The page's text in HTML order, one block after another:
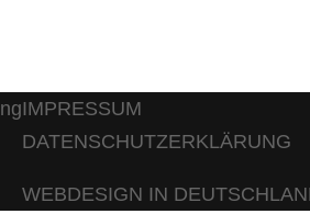
IMPRESSUM
DATENSCHUTZERKLÄRUNG
WEBDESIGN IN